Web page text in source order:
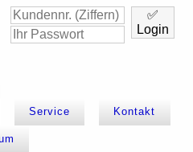
✅
Login
Service Kontakt